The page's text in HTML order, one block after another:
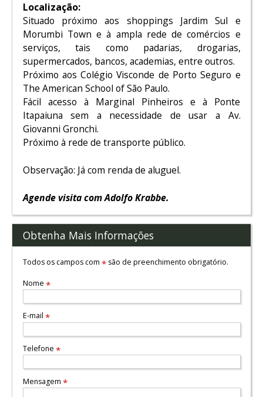
Localização:
Situado próximo aos shoppings Jardim Sul e
Morumbi Town e à ampla rede de comércios e
serviços, tais como padarias, drogarias,
supermercados, bancos, academias, entre outros.
Próximo aos Colégio Visconde de Porto Seguro e
The American School of São Paulo.
Fácil acesso à Marginal Pinheiros e à Ponte
Itapaiuna sem a necessidade de usar a Av.
Giovanni Gronchi.
Próximo à rede de transporte público.
Observação: Já com renda de aluguel.
Agende visita com Adolfo Krabbe.
Obtenha Mais Informações
Todos os campos com *são de preenchimento obrigatório.
Nome *
E-mail *
Telefone *
Mensagem *